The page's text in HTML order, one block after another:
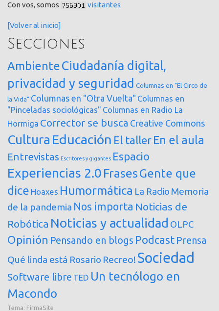
Con vos, somos visitantes
[Volver al inicio]
Secciones
AmbienteCiudadanía digital,
privacidad y seguridad Columnas en "El Circo de
la Vida" Columnas en "Otra Vuelta" Columnas en
"Pinceladas sociológicas" Columnas en Radio La
Hormiga Corrector se busca Creative Commons
Cultura Educación El taller En el aula
Entrevistas Escritores y gigantes Espacio
Experiencias 2.0 FrasesGente que
dice Hoaxes Humormática La Radio Memoria
de la pandemia Nos importa Noticias de
Robótica Noticias y actualidad OLPC
Opinión Pensando en blogs Podcast Prensa
Qué linda está Rosario Recreo!Sociedad
Software libre TED Un tecnólogo en
Macondo
Tema: FirmaSite